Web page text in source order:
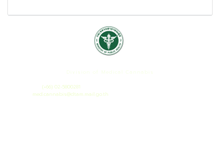
Division of Medical Cannabis
(+66) 02-5800281
med.cannabis@dtam.mail.go.th